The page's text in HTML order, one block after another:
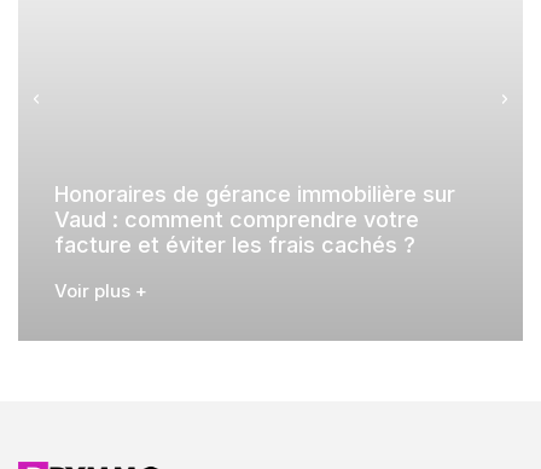
Honoraires de gérance immobilière sur
Vaud : comment comprendre votre
facture et éviter les frais cachés ?
Voir plus +